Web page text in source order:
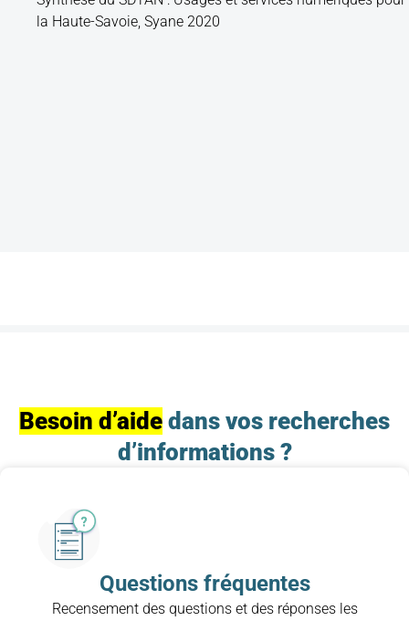
la Haute-Savoie, Syane 2020
Besoin d’aide dans vos recherches
d’informations ?
Questions fréquentes
Recensement des questions et des réponses les